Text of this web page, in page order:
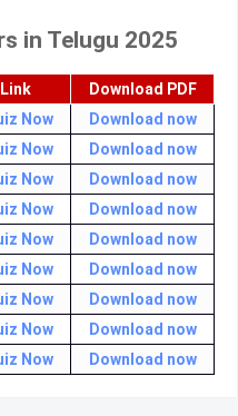
in Telugu 2025
Download PDF
Now
Download now
Now
Download now
Now
Download now
Now
Download now
Now
Download now
Now
Download now
Now
Download now
Now
Download now
Now Download now